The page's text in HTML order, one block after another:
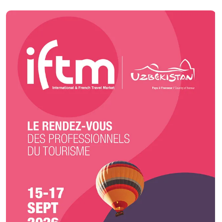
rayon de moins de 50Km de nos ateliers en Seine et Marne. Nos
engagements se reposent sur 3 piliers (valeurs) : 1) Écologie : Nous
travaillons avec des acteurs locaux et nos produits sont proche de chez
nous et de saison. 2) Santé : Nous créons des plateaux et des buffets
bons pour la santé en équilibre gustatif et nutritionnel. 3) Social : Nous
travaillons activement à soutenir, développer et aider l'économie local.
Peu importe que nous soyons en hiver, au printemps, en été ou à
l’automne, nous choisissons toujours pour nos clients, une sélection des
meilleurs produits d’artisans français locaux.